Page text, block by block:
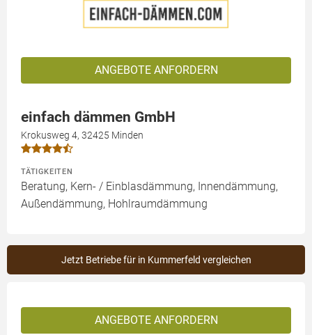
ANGEBOTE ANFORDERN
einfach dämmen GmbH
Krokusweg 4, 32425 Minden
TÄTIGKEITEN
Beratung, Kern- / Einblasdämmung, Innendämmung,
Außendämmung, Hohlraumdämmung
Jetzt Betriebe für in Kummerfeld vergleichen
ANGEBOTE ANFORDERN